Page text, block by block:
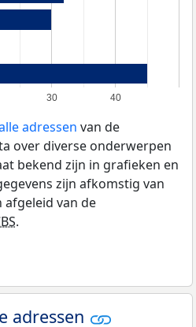
30 40
adressen van de
over diverse onderwerpen
bekend zijn in grafieken en
zijn afkomstig van
afgeleid van de
.
adressen